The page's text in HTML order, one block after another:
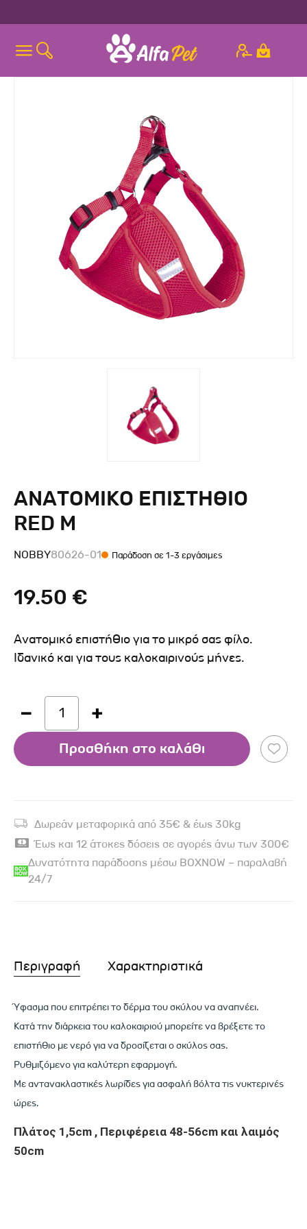
ΑΝΑΤΟΜΙΚΟ ΕΠΙΣΤΗΘΙΟ
RED M
NOBBY80626-01 Παράδοση σε 1-3 εργάσιμες
19.50 €
Ανατομικό επιστήθιο για το μικρό σας φίλο.
Ιδανικό και για τους καλοκαιρινούς μήνες.
1
Προσθήκη στο καλάθι
Δωρεάν μεταφορικά από 35€ & έως 30kg
Έως και 12 άτοκες δόσεις σε αγορές άνω των 300€
Δυνατότητα παράδοσης μέσω BOXNOW – παραλαβή
24/7
Περιγραφή Χαρακτηριστικά
Ύφασμα που επιτρέπει το δέρμα του σκύλου να αναπνέει.
Κατά την διάρκεια του καλοκαιριού μπορείτε να βρέξετε το
επιστήθιο με νερό για να δροσίζεται ο σκύλος σας.
Ρυθμιζόμενο για καλύτερη εφαρμογή.
Με αντανακλαστικές λωρίδες για ασφαλή βόλτα τις νυκτερινές
ώρες.
Πλάτος 1,5cm , Περιφέρεια 48-56cm και λαιμός
50cm